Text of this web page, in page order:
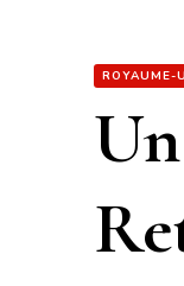
ROYAUME-